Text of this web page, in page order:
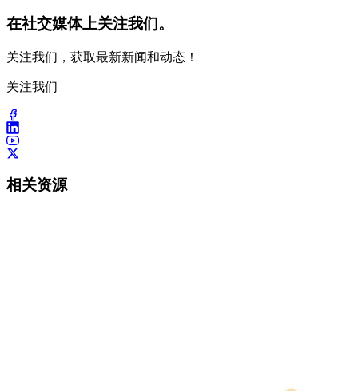
在社交媒体上关注我们。
关注我们，获取最新新闻和动态！
关注我们
相关资源